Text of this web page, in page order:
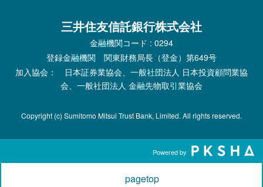
三井住友信託銀行株式会社
金融機関コード : 0294
登録金融機関 関東財務局長（登金）第649号
加入協会： 日本証券業協会、一般社団法人 日本投資顧問業協
会、一般社団法人 金融先物取引業協会
Copyright (c) Sumitomo Mitsui Trust Bank, Limited. All rights reserved.
Powered by
pagetop